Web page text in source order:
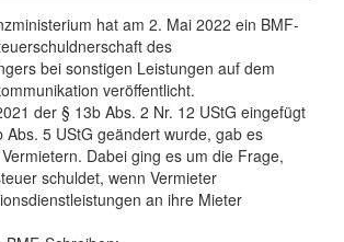
hat am 2. Mai 2022 ein BMF-
des
bei sonstigen Leistungen auf dem
veröffentlicht.
der § 13b Abs. 2 Nr. 12 UStG eingefügt
Abs. 5 UStG geändert wurde, gab es
Dabei ging es um die Frage,
schuldet, wenn Vermieter
an ihre Mieter